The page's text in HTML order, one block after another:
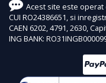
Acest site este operat
CUI RO24386651, si
CAEN 6202, 4791, 2630,
ING BANK: